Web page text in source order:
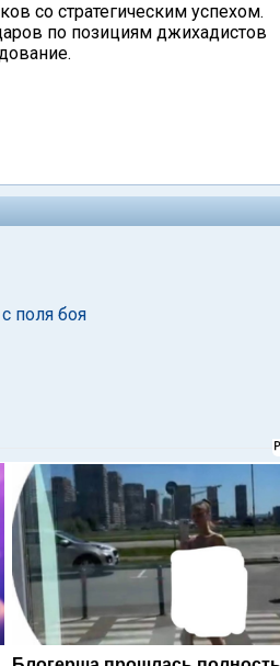
со стратегическим успехом.
по позициям джихадистов
поля боя